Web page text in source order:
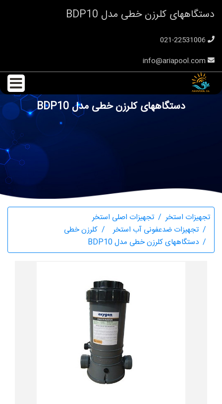
دستگاههای کلرزن خطی مدل BDP10
دستگاههای کلرزن خطی مدل BDP10
تجهیزات استخر
تجهیزات اصلی استخر
تجهیزات ضدعفونی آب استخر
کلرزن خطی
دستگاههای کلرزن خطی مدل BDP10